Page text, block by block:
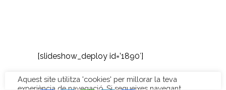
[slideshow_deploy id=’1890′]
Facebook
Twitter
WhatsApp
LinkedIn
Comparteix